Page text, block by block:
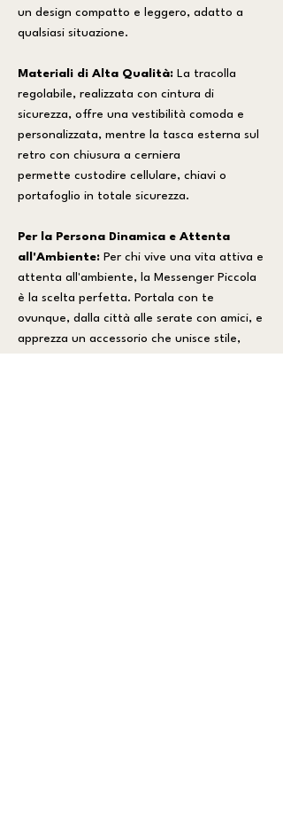
un design compatto e leggero, adatto a
qualsiasi situazione.
Materiali di Alta Qualità: La tracolla
regolabile, realizzata con cintura di
sicurezza, offre una vestibilità comoda e
personalizzata, mentre la tasca esterna sul
retro con chiusura a cerniera
permette custodire cellulare, chiavi o
portafoglio in totale sicurezza.
Per la Persona Dinamica e Attenta
all'Ambiente: Per chi vive una vita attiva e
attenta all'ambiente, la Messenger Piccola
è la scelta perfetta. Portala con te
ovunque, dalla città alle serate con amici, e
apprezza un accessorio che unisce stile,